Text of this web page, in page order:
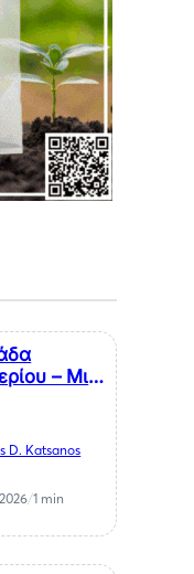
– Μια
τον
D. Katsanos
/1 min